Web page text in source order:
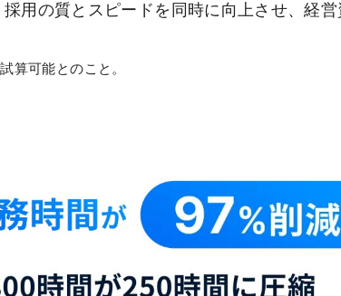
用の質とスピードを同時に向上させ、経営
算可能とのこと。